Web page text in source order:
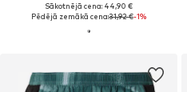
Sākotnējā cena: 44,90 €
Pēdējā zemākā cena:31,92 €-1%